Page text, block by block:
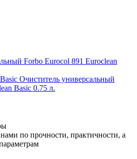
Очиститель универсальный
Basic 0.75 л.
по прочности, практичности, а